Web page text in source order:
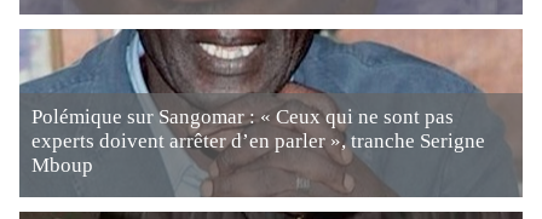
Polémique sur Sangomar : « Ceux qui ne sont pas
experts doivent arrêter d’en parler », tranche Serigne
Mboup